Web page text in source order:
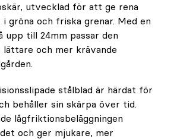
utvecklad för att ge rena
gröna och friska grenar. Med en
upp till 24mm passar den
och mer krävande
stålblad är härdat för
behåller sin skärpa över tid.
lågfriktionsbeläggningen
och ger mjukare, mer